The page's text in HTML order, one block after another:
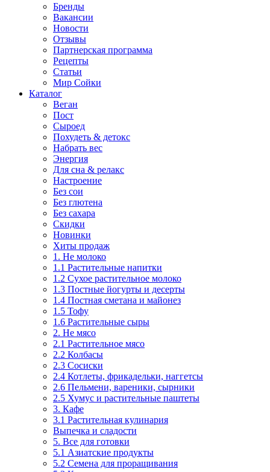
Бренды
Вакансии
Новости
Отзывы
Партнерская программа
Рецепты
Статьи
Мир Сойки
Каталог
Веган
Пост
Сыроед
Похудеть & детокс
Набрать вес
Энергия
Для сна & релакс
Настроение
Без сои
Без глютена
Без сахара
Скидки
Новинки
Хиты продаж
1. Не молоко
1.1 Растительные напитки
1.2 Сухое растительное молоко
1.3 Постные йогурты и десерты
1.4 Постная сметана и майонез
1.5 Тофу
1.6 Растительные сыры
2. Не мясо
2.1 Растительное мясо
2.2 Колбасы
2.3 Сосиски
2.4 Котлеты, фрикадельки, наггетсы
2.6 Пельмени, вареники, сырники
2.5 Хумус и растительные паштеты
3. Кафе
3.1 Растительная кулинария
Выпечка и сладости
5. Все для готовки
5.1 Азиатские продукты
5.2 Семена для проращивания